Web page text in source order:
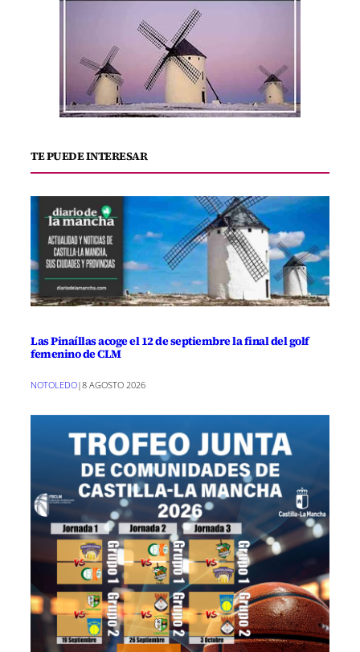
TE PUEDE INTERESAR
Las Pinaíllas acoge el 12 de septiembre la final del golf
femenino de CLM
NOTOLEDO|8 AGOSTO 2026